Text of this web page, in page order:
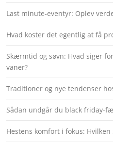
Last minute-eventyr: Oplev
Hvad koster det egentlig at få
Skærmtid og søvn: Hvad siger
vaner?
Traditioner og nye tendenser
Sådan undgår du black friday-
Hestens komfort i fokus: